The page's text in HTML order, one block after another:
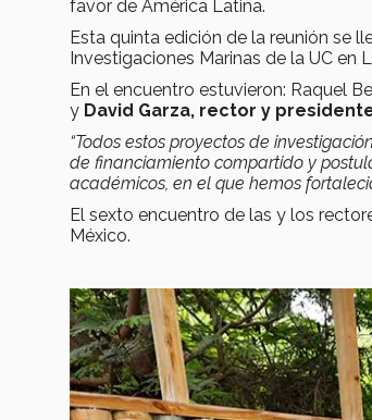
favor de América Latina.
Esta quinta edición de la reunión se
Investigaciones Marinas de la UC en
En el encuentro estuvieron: Raquel
y David Garza, rector y
“Todos estos proyectos de
de financiamiento compartido y
académicos, en el que hemos
El sexto encuentro de las y los
México.